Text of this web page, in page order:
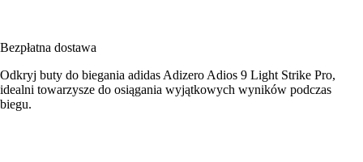
Bezpłatna dostawa
Odkryj buty do biegania adidas Adizero Adios 9 Light Strike Pro,
idealni towarzysze do osiągania wyjątkowych wyników podczas
biegu.